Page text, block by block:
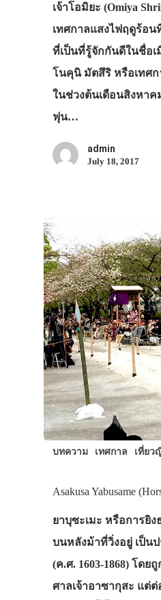
เจ้าโอมิยะ (Omiya
เทศกาลแสงไฟฤดูร้อ
ที่เป็นที่รู้จักกันดีในชื่อเ
โนคุนิ มัตสึริ หรือเทศ
ในช่วงต้นเดือนสิงหา
ฟุน…
admin
July 18, 2017
บทความ เทศกาล เที่ยว
Asakusa Yabusame
ยาบุซะเมะ หรือการยิง
บนหลังม้าที่วิ่งอยู่ เป็น
(ค.ศ. 1603-1868) โด
ศาลเจ้าอาซากุสะ แต่